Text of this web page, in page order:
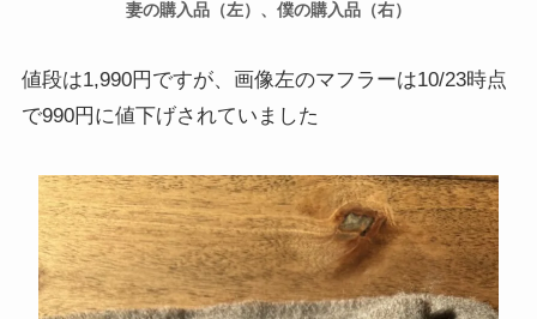
妻の購入品（左）、僕の購入品（右）
値段は1,990円ですが、画像左のマフラーは10/23時点
で990円に値下げされていました